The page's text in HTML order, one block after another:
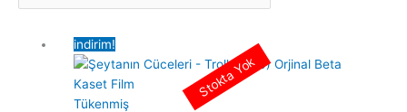
indirim!
Tükenmiş
Stokta Yok